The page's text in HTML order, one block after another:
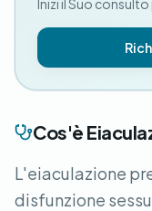
Cos'è
L'eiaculazione
disfunzione
Inizi il Suo